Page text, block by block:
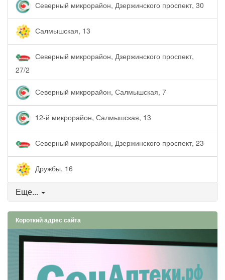
Северный микрорайон, Дзержинского проспект, 30
Салмышская, 13
Северный микрорайон, Дзержинского проспект,
27/2
Северный микрорайон, Салмышская, 7
12-й микрорайон, Салмышская, 13
Северный микрорайон, Дзержинского проспект, 23
Дружбы, 16
Еще...
Короткий адрес сайта